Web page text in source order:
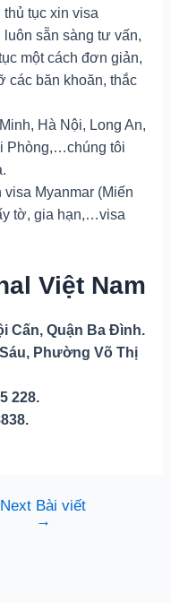
tục xin visa
luôn sẵn sàng tư vấn,
một cách đơn giản,
các băn khoăn, thắc
Hà Nội, Long An,
Phòng,…chúng tôi
Myanmar (Miến
tờ, gia hạn,…visa
Việt Nam
Cấn, Quận Ba Đình.
Phường Võ Thị
228.
Next Bài viết
→